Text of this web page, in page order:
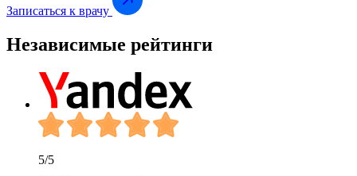
Записаться к врачу
Независимые рейтинги
5/5